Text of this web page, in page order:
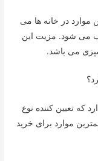
موارد در خانه ها می
می شود. مزیت این
می باشد.
که تعیین کننده نوع
موارد برای خرید